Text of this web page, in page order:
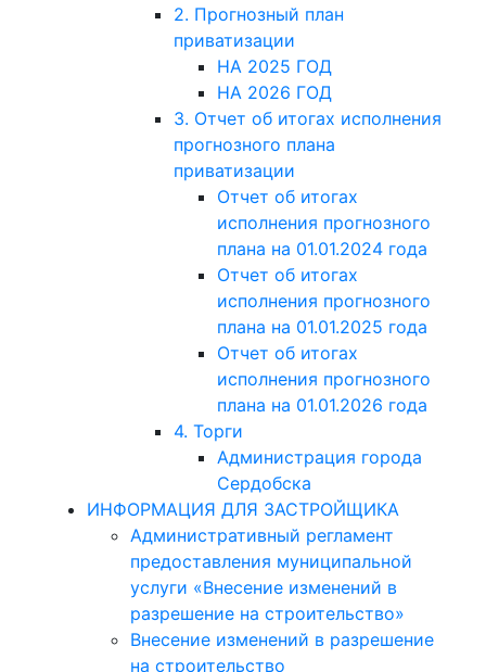
2. Прогнозный план
приватизации
НА 2025 ГОД
НА 2026 ГОД
3. Отчет об итогах исполнения
прогнозного плана
приватизации
Отчет об итогах
исполнения прогнозного
плана на 01.01.2024 года
Отчет об итогах
исполнения прогнозного
плана на 01.01.2025 года
Отчет об итогах
исполнения прогнозного
плана на 01.01.2026 года
4. Торги
Администрация города
Сердобска
ИНФОРМАЦИЯ ДЛЯ ЗАСТРОЙЩИКА
Административный регламент
предоставления муниципальной
услуги «Внесение изменений в
разрешение на строительство»
Внесение изменений в разрешение
на строительство